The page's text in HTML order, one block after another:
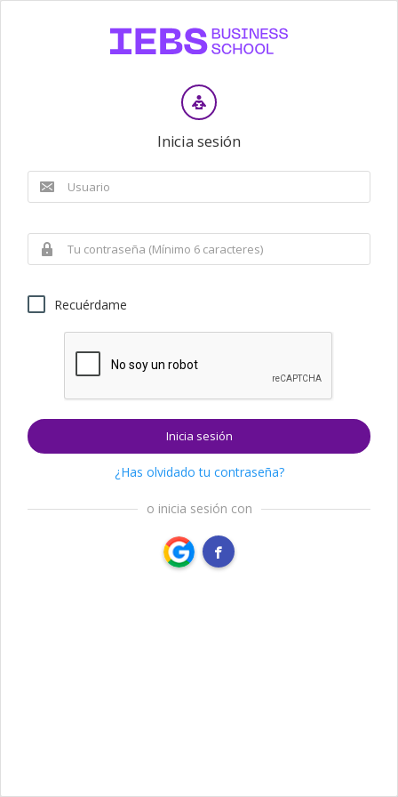
Inicia sesión
Recuérdame
Inicia sesión
¿Has olvidado tu contraseña?
o inicia sesión con